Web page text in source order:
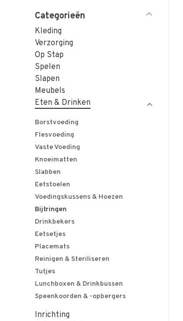
Categorieën
Kleding
Verzorging
Op Stap
Spelen
Slapen
Meubels
Eten & Drinken
Borstvoeding
Flesvoeding
Vaste Voeding
Knoeimatten
Slabben
Eetstoelen
Voedingskussens & Hoezen
Bijtringen
Drinkbekers
Eetsetjes
Placemats
Reinigen & Steriliseren
Tutjes
Lunchboxen & Drinkbussen
Speenkoorden & -opbergers
Inrichting